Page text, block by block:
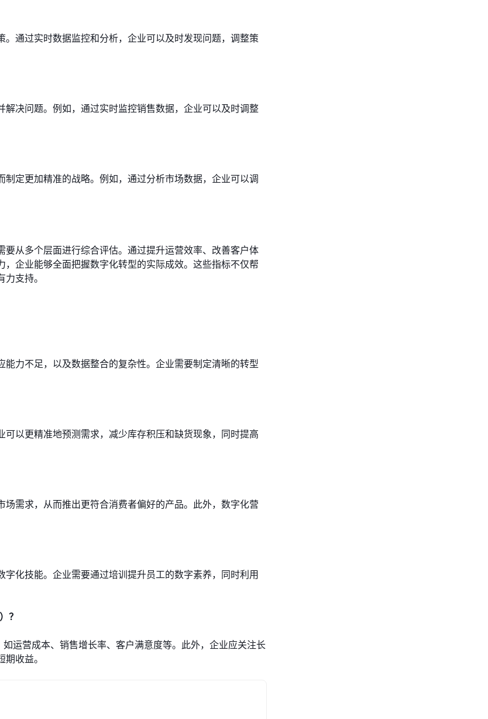
通过实时数据监控和分析，企业可以及时发现问题，调整策
决问题。例如，通过实时监控销售数据，企业可以及时调整
定更加精准的战略。例如，通过分析市场数据，企业可以调
从多个层面进行综合评估。通过提升运营效率、改善客户体
企业能够全面把握数字化转型的实际成效。这些指标不仅帮
支持。
力不足，以及数据整合的复杂性。企业需要制定清晰的转型
以更精准地预测需求，减少库存积压和缺货现象，同时提高
需求，从而推出更符合消费者偏好的产品。此外，数字化营
化技能。企业需要通过培训提升员工的数字素养，同时利用
？
运营成本、销售增长率、客户满意度等。此外，企业应关注长
短期收益。